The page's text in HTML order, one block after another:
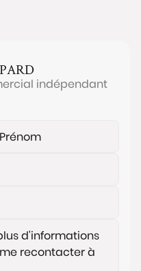
indépendant